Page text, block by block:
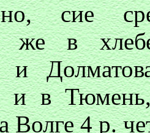
сие
же в
и
и в
Волге 4 р.